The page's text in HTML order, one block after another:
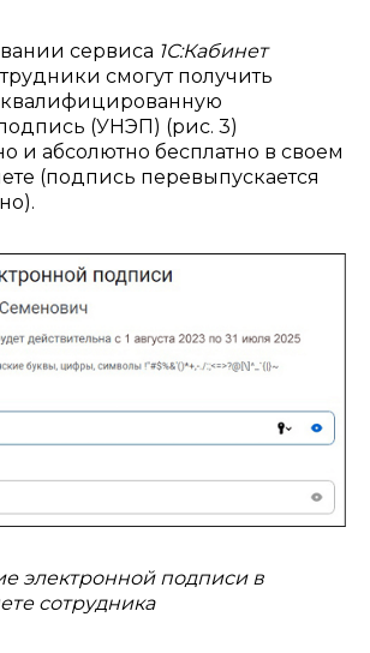
сервиса 1С:Кабинет
смогут получить
(УНЭП) (рис. 3)
и абсолютно бесплатно в своем
(подпись перевыпускается
электронной подписи в
сотрудника